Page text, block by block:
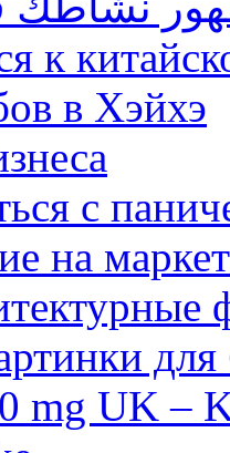
к
в Хэйхэ
с
на
mg UK –